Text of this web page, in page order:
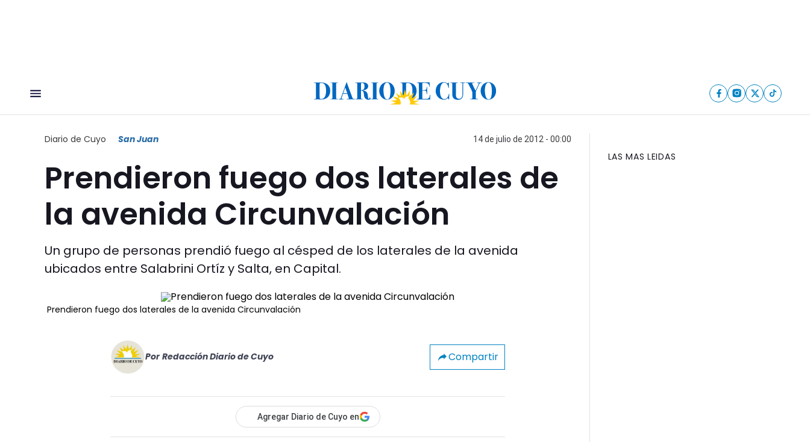
Diario de Cuyo San Juan 14 de julio de 2012 - 00:00
Prendieron fuego dos laterales de
la avenida Circunvalación
Un grupo de personas prendió fuego al césped de los laterales de la avenida
ubicados entre Salabrini Ortíz y Salta, en Capital.
Prendieron fuego dos laterales de la avenida Circunvalación
Por Redacción Diario de Cuyo Compartir
Agregar Diario de Cuyo en
LAS MAS LEIDAS